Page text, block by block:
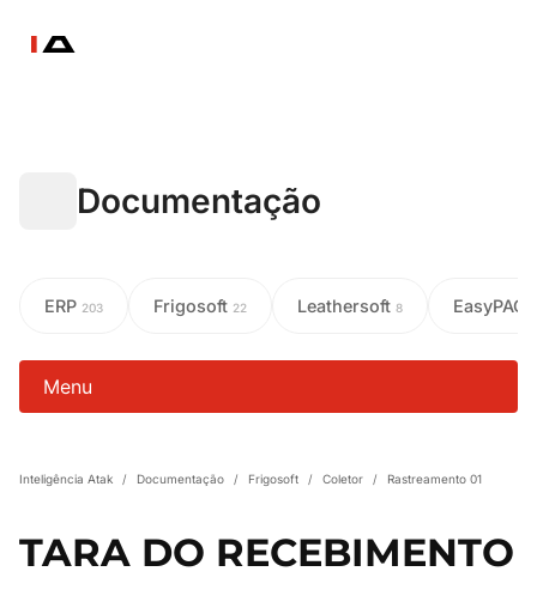
Documentação
ERP 203 Frigosoft 22 Leathersoft 8 EasyPAC
Menu
Inteligência Atak / Documentação / Frigosoft / Coletor / Rastreamento 01
TARA DO RECEBIMENTO